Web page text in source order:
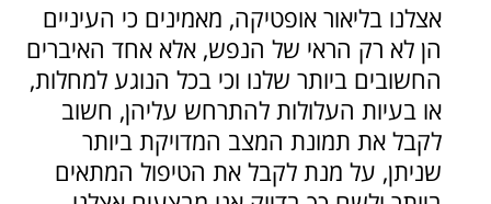
אצלנו בליאור אופטיקה, מאמינים כי העיניים
הן לא רק הראי של הנפש, אלא אחד האיברים
החשובים ביותר שלנו וכי בכל הנוגע למחלות,
או בעיות העלולות להתרחש עליהן, חשוב
לקבל את תמונת המצב המדויקת ביותר
שניתן, על מנת לקבל את הטיפול המתאים